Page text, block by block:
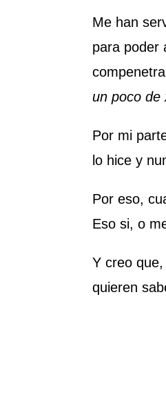
Me han
para poder
un poco de
Por mi
lo hice y
Por eso,
Eso si, o
Y creo
quieren